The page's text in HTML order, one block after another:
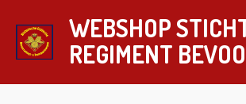
direct
naar
hoofdinhoud
WEBSHOP
REGIMENT